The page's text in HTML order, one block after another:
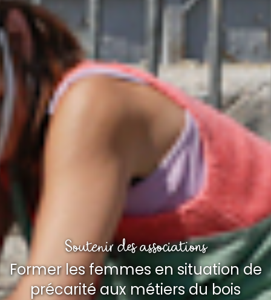
Soutenir des associations
Former les femmes en situation de
précarité aux métiers du bois